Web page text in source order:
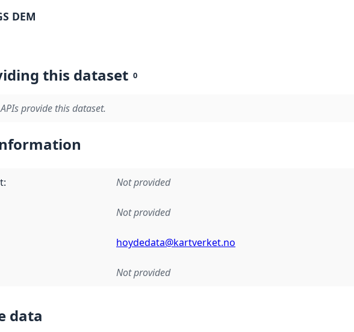
DEM
this dataset 0
provide this dataset.
: Not provided
Not provided
hoydedata@kartverket.no
Not provided
data